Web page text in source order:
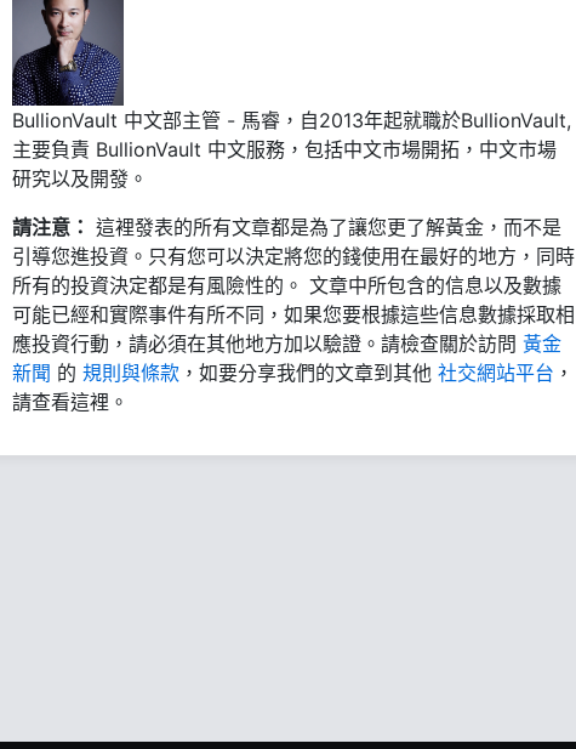
BullionVault 中文部主管 - 馬睿，自2013年起就職於BullionVault,
主要負責 BullionVault 中文服務，包括中文市場開拓，中文市場
研究以及開發。
請注意： 這裡發表的所有文章都是為了讓您更了解黃金，而不是
引導您進投資。只有您可以決定將您的錢使用在最好的地方，同時
所有的投資決定都是有風險性的。 文章中所包含的信息以及數據
可能已經和實際事件有所不同，如果您要根據這些信息數據採取相
應投資行動，請必須在其他地方加以驗證。請檢查關於訪問 黃金
新聞 的 規則與條款 ，如要分享我們的文章到其他 社交網站平台 ，
請查看這裡。